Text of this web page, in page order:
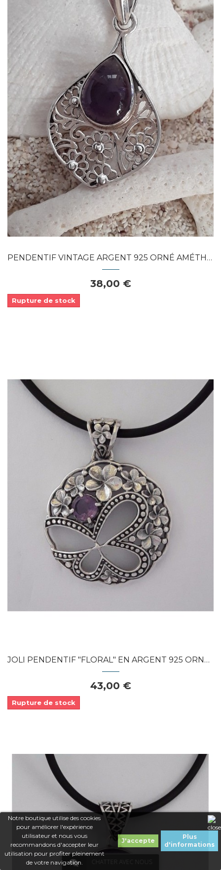
Notre boutique utilise des cookies
pour améliorer l'expérience
utilisateur et nous vous
recommandons d'accepter leur
utilisation pour profiter pleinement
de votre navigation.
J'accepte
Plus
d'informations
Dans mon panier
APERÇU RAPIDE
PENDENTIF VINTAGE ARGENT 925 ORNÉ AMÉTHYSTE
38,00 €
Rupture de stock
Dans mon panier
APERÇU RAPIDE
JOLI PENDENTIF "FLORAL" EN ARGENT 925 ORNE...
43,00 €
Rupture de stock
CHATTER AVEC NOUS